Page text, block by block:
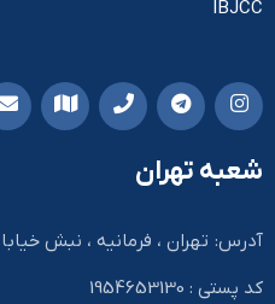
IBJCC
شعبه تهران
آدرس: تهران ، فرمانیه ، نبش
کد پستی : 1954653130